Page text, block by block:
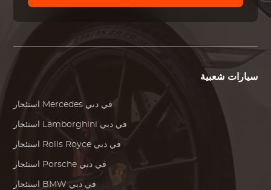
سيارات شعبية
Mercedes في دبي
Lamborghini في دبي
Rolls Royce في دبي
Porsche في دبي
BMW في دبي